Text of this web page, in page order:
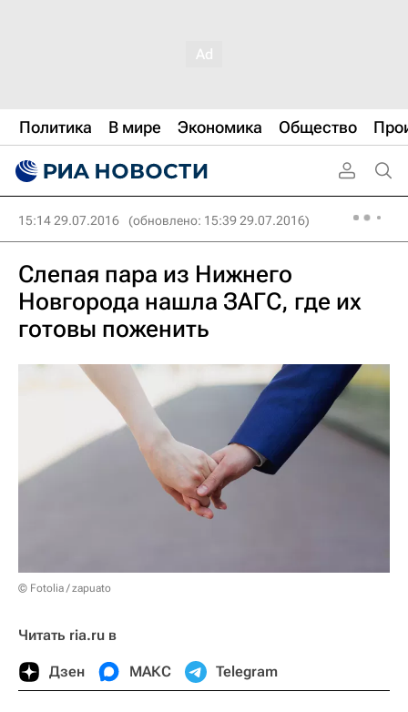
Политика В мире Экономика Общество
15:14 29.07.2016 (обновлено: 15:39 29.07.2016)
Слепая пара из Нижнего
Новгорода нашла ЗАГС, где их
готовы поженить
© Fotolia / zapuato
Читать ria.ru в
Дзен МАКС Telegram